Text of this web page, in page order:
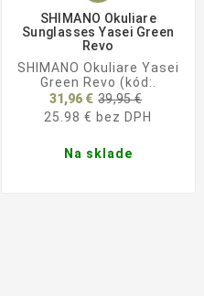
SHIMANO Okuliare
Sunglasses Yasei Green
Revo
SHIMANO Okuliare Yasei
Green Revo (kód:.
31,96 € 39,95 €
cena
25.98 € bez DPH
Na sklade